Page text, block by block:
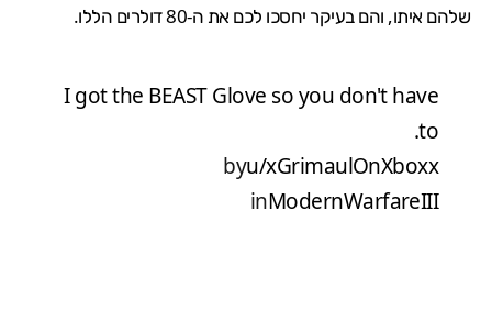
שלהם איתו, והם בעיקר יחסכו לכם את ה-80 דולרים הללו.
I got the BEAST Glove so you don't have
to.
byu/xGrimaulOnXboxx
inModernWarfareIII